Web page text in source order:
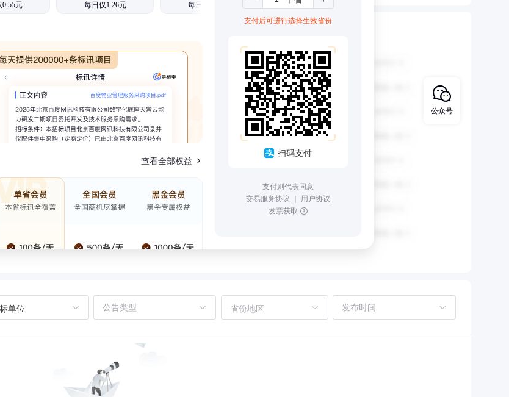
元 每日仅1.26元 每日仅1.08元
查看全部权益
支付后可进行选择生效省份
扫码支付
支付则代表同意
交易服务协议 ｜ 用户协议
发票获取
单位 省份地区
公众号